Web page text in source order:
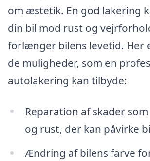
om æstetik. En god lakering
din bil mod rust og
forlænger bilens levetid. Her
de muligheder, som en
autolakering kan tilbyde:
Reparation af skader
og rust, der kan påvirke
Ændring af bilens farve